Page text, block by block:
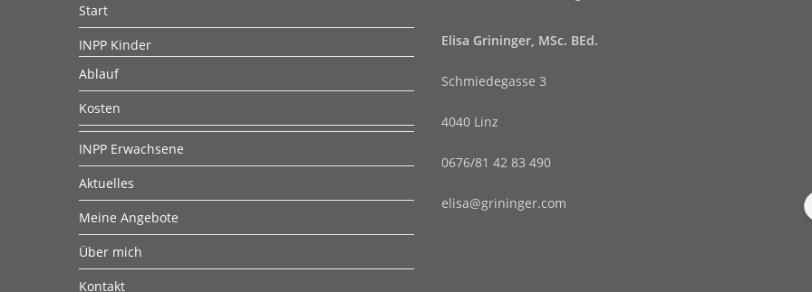
Start
INPP Kinder
Ablauf
Kosten
INPP Erwachsene
Aktuelles
Meine Angebote
Über mich
Kontakt
Elisa Grininger, MSc. BEd.
Schmiedegasse 3
4040 Linz
0676/81 42 83 490
elisa@grininger.com